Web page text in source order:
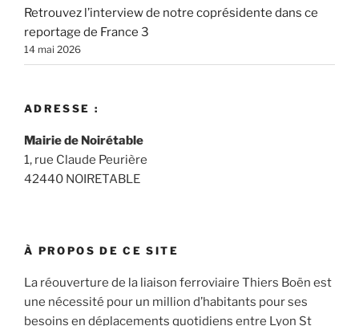
Retrouvez l’interview de notre coprésidente dans ce
reportage de France 3
14 mai 2026
ADRESSE :
Mairie de Noirétable
1, rue Claude Peurière
42440 NOIRETABLE
À PROPOS DE CE SITE
La réouverture de la liaison ferroviaire Thiers Boën est
une nécessité pour un million d’habitants pour ses
besoins en déplacements quotidiens entre Lyon St